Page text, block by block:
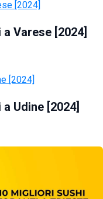
Varese [2024]
Udine [2024]